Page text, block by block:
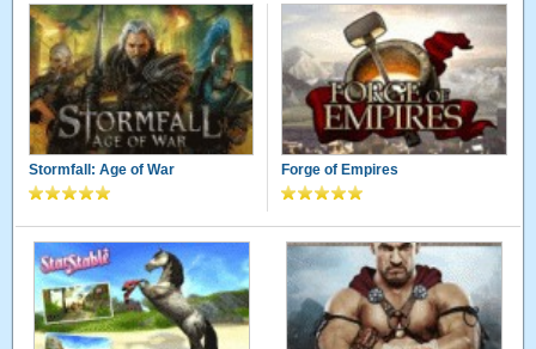
Stormfall: Age of War Forge of Empires